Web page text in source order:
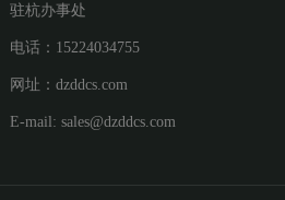
驻杭办事处
电话：15224034755
网址： dzddcs.com
E-mail: sales@dzddcs.com